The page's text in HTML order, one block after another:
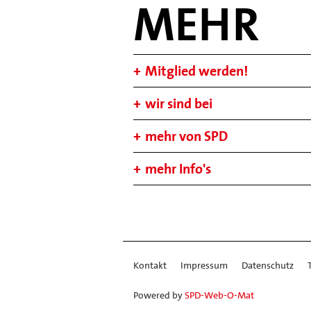
MEHR
Mitglied werden!
wir sind bei
mehr von SPD
mehr Info's
Kontakt Impressum Datenschutz
Powered bySPD-Web-O-Mat